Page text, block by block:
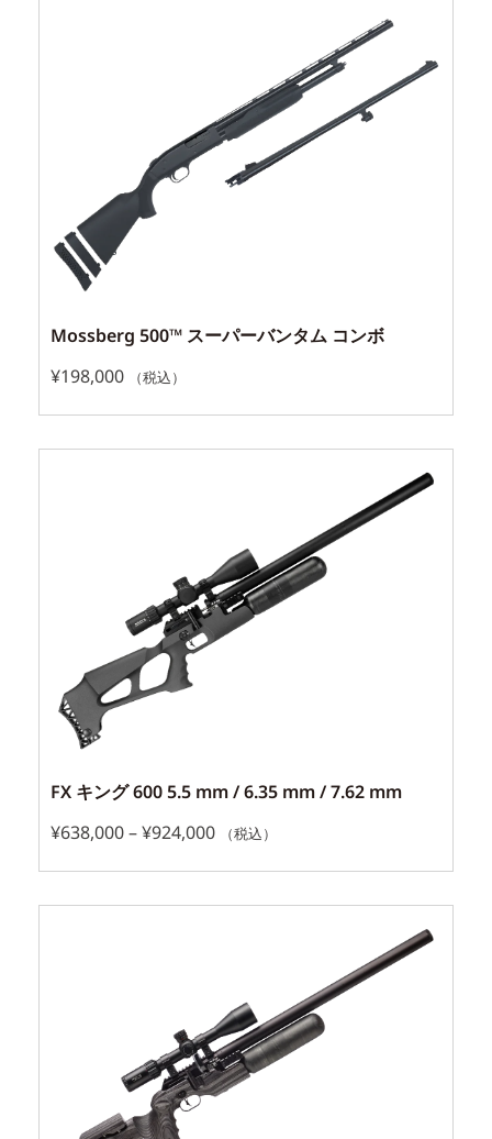
Mossberg 500™ スーパーバンタム コンボ
¥198,000 （税込）
FX キング 600 5.5 mm / 6.35 mm / 7.62 mm
¥638,000–¥924,000 （税込）